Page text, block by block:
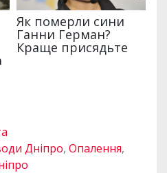
Дніпро, Опалення,